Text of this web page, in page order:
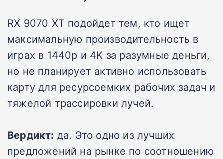
RX 9070 XT подойдет тем, кто ищет
максимальную производительность в
играх в 1440p и 4K за разумные деньги,
но не планирует активно использовать
карту для ресурсоемких рабочих задач и
тяжелой трассировки лучей.
Вердикт: да. Это одно из лучших
предложений на рынке по соотношению